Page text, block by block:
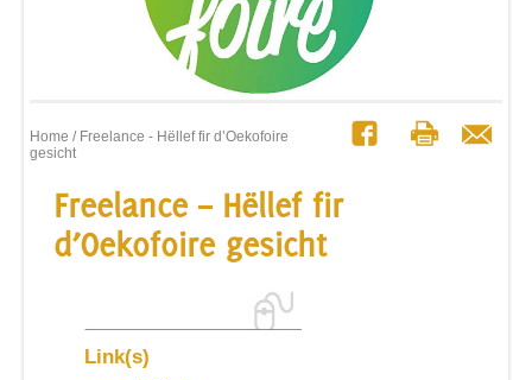
Home / Freelance - Hëllef fir d’Oekofoire
gesicht
Freelance – Hëllef fir
d’Oekofoire gesicht
Link(s)